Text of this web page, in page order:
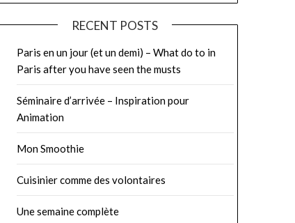
RECENT POSTS
Paris en un jour (et un demi) – What do to in
Paris after you have seen the musts
Séminaire d’arrivée – Inspiration pour
Animation
Mon Smoothie
Cuisinier comme des volontaires
Une semaine complète